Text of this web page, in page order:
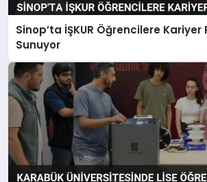
Sinop’ta İŞKUR Öğrencilere Kariyer
Sunuyor